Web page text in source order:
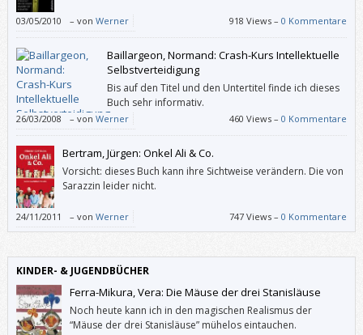
03/05/2010 – von Werner 918 Views –0 Kommentare
Baillargeon, Normand: Crash-Kurs Intellektuelle
Selbstverteidigung
Bis auf den Titel und den Untertitel finde ich dieses
Buch sehr informativ.
26/03/2008 – von Werner 460 Views –0 Kommentare
Bertram, Jürgen: Onkel Ali & Co.
Vorsicht: dieses Buch kann ihre Sichtweise verändern. Die von
Sarazzin leider nicht.
24/11/2011 – von Werner 747 Views –0 Kommentare
KINDER- & JUGENDBÜCHER
Ferra-Mikura, Vera: Die Mäuse der drei Stanisläuse
Noch heute kann ich in den magischen Realismus der
“Mäuse der drei Stanisläuse” mühelos eintauchen.